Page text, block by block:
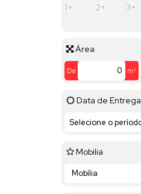
1+
2+ 3+
Área
De m²
Data de Entrega
Mobilia
Mobília